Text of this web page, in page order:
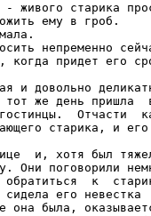
живого старика
ему в гроб.
непременно
когда придет его
и довольно
тот же день пришла
Отчасти
старика, и
и, хотя был
Они поговорили
к
его невестка
была,